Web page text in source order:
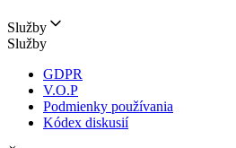
Služby
Služby
GDPR
V.O.P
Podmienky používania
Kódex diskusií